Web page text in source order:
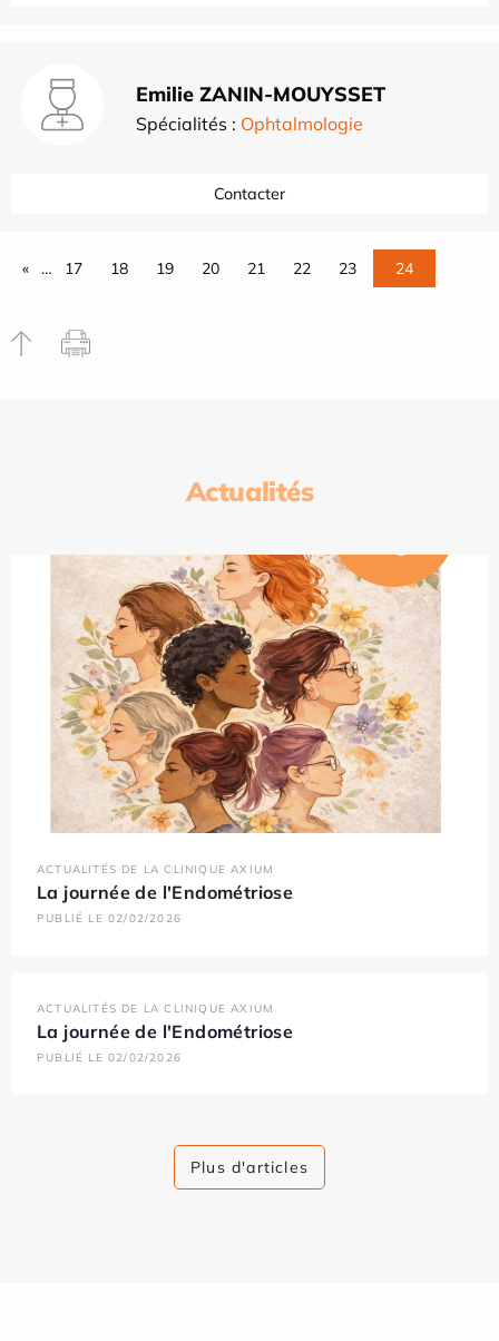
Emilie ZANIN-MOUYSSET
Spécialités : Ophtalmologie
Contacter
« … 17 18 19 20 21 22 23 24
Actualités
ACTUALITÉS DE LA CLINIQUE AXIUM
La journée de l'Endométriose
PUBLIÉ LE 02/02/2026
ACTUALITÉS DE LA CLINIQUE AXIUM
La journée de l'Endométriose
PUBLIÉ LE 02/02/2026
Plus d'articles